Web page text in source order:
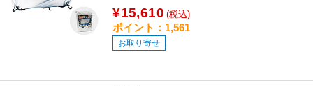
¥15,610 (税込)
ポイント：1,561
お取り寄せ